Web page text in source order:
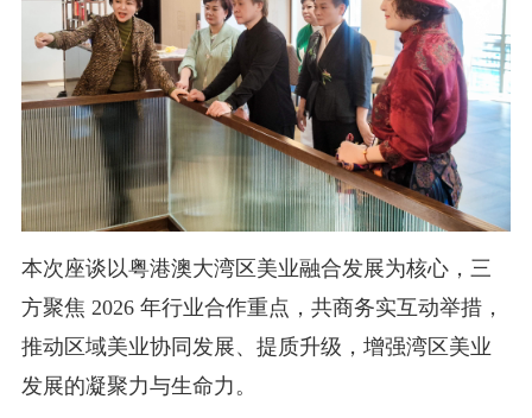
本次座谈以粤港澳大湾区美业融合发展为核心，三
方聚焦 2026 年行业合作重点，共商务实互动举措，
推动区域美业协同发展、提质升级，增强湾区美业
发展的凝聚力与生命力。